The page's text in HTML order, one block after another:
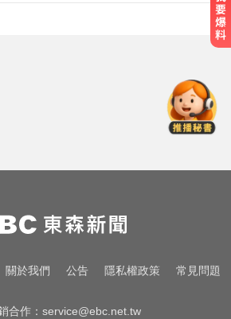
部」官方證實了
瘦瘦針不只幫助減重！台
罹癌風險下降4成
麼放？停班課標準、宣布
關於我們 公告 隱私權政策 常見問題
合作： service@ebc.net.tw